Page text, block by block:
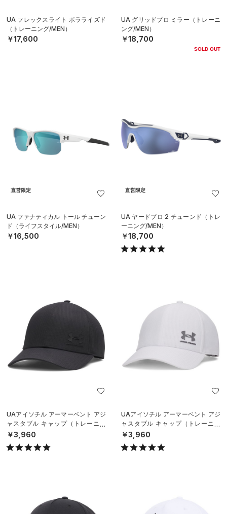
UA フレックスライト ポラライズド
（トレーニング/MEN）
￥17,600
UA グリッドプロ ミラー（トレーニ
ング/MEN）
￥18,700
SOLD OUT
直営限定
UA ファナティカル トール チューン
ド（ライフスタイル/MEN）
￥16,500
直営限定
UA ヤードプロ 2 チューンド（トレ
ーニング/MEN）
￥18,700
UAアイソチル アーマーベント アジ
ャスタブル キャップ（トレーニン
グ/MEN）
￥3,960
UAアイソチル アーマーベント アジ
ャスタブル キャップ（トレーニン
グ/MEN）
￥3,960